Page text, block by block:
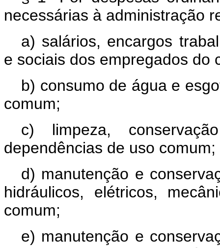
necessárias à administração
a) salários, encargos
e sociais dos empregados do
b) consumo de água e
comum;
c) limpeza,
dependências de uso comum;
d) manutenção e
hidráulicos, elétricos,
comum;
e) manutenção e